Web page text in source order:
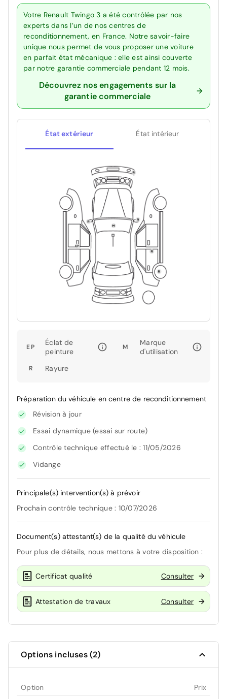
Votre Renault Twingo 3 a été contrôlée par nos
experts dans l’un de nos centres de
reconditionnement, en France. Notre savoir-faire
unique nous permet de vous proposer une voiture
en parfait état mécanique : elle est ainsi couverte
par notre garantie commerciale pendant 12 mois.
Découvrez nos engagements sur la
garantie commerciale
État extérieur État intérieur
EP
Éclat de
peinture
M
Marque
d'utilisation
R Rayure
Préparation du véhicule en centre de reconditionnement
Révision à jour
Essai dynamique (essai sur route)
Contrôle technique effectué le : 11/05/2026
Vidange
Principale(s) intervention(s) à prévoir
Prochain contrôle technique : 10/07/2026
Document(s) attestant(s) de la qualité du véhicule
Pour plus de détails, nous mettons à votre disposition :
Certificat qualité Consulter
Attestation de travaux Consulter
Options incluses (2)
Option Prix